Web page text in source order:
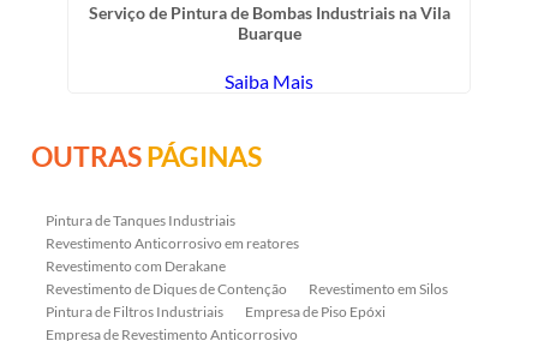
Serviço de Pintura de Bombas Industriais na Vila
Buarque
Saiba Mais
OUTRASPÁGINAS
Pintura de Tanques Industriais
Revestimento Anticorrosivo em reatores
Revestimento com Derakane
Revestimento de Diques de Contenção
Revestimento em Silos
Pintura de Filtros Industriais
Empresa de Piso Epóxi
Empresa de Revestimento Anticorrosivo